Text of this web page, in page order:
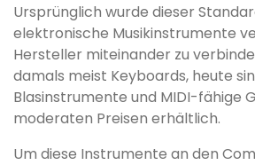
Ursprünglich wurde dieser
elektronische Musikinstrumente
Hersteller miteinander zu
damals meist Keyboards, heute
Blasinstrumente und MIDI-fähige
moderaten Preisen erhältlich.
Um diese Instrumente an den